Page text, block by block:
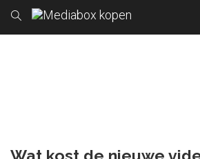
Wat kost de nieuwe